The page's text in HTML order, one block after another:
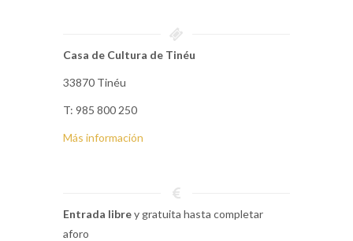
Casa de Cultura de Tinéu
33870 Tinéu
T: 985 800 250
Más información
Entrada librey gratuita hasta completar
aforo